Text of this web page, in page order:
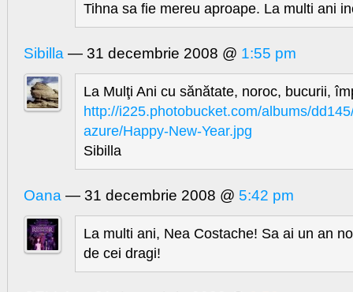
Tihna sa fie mereu aproape. La multi ani
Sibilla — 31 decembrie 2008 @ 1:55 pm
La Mulţi Ani cu sănătate, noroc, bucurii,
http://i225.photobucket.com/albums/
azure/Happy-New-Year.jpg
Sibilla
Oana — 31 decembrie 2008 @ 5:42 pm
La multi ani, Nea Costache! Sa ai un an
de cei dragi!